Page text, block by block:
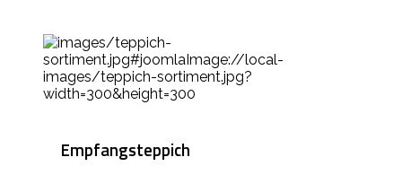
Empfangsteppich